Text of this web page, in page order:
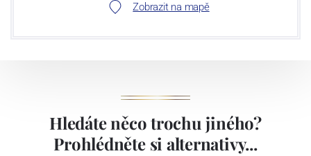
Zobrazit na mapě
Hledáte něco trochu jiného?
Prohlédněte si alternativy...